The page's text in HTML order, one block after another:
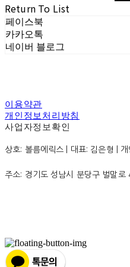
Return To List
페이스북
카카오톡
네이버 블로그
이용약관
개인정보처리방침
사업자정보확인
상호: 볼름에릭스 | 대표: 김은형 |
주소: 경기도 성남시 분당구 벌말